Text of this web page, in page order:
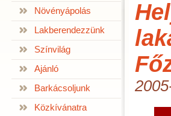
Növényápolás
Lakberendezzünk
Színvilág
Ajánló
Barkácsoljunk
Közkívánatra